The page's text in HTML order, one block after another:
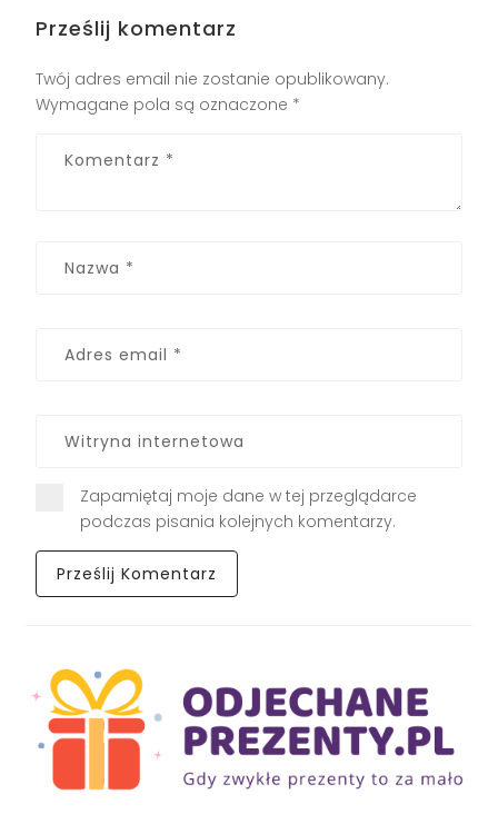
Prześlij komentarz
Twój adres email nie zostanie opublikowany.
Wymagane pola są oznaczone *
Zapamiętaj moje dane w tej przeglądarce
podczas pisania kolejnych komentarzy.